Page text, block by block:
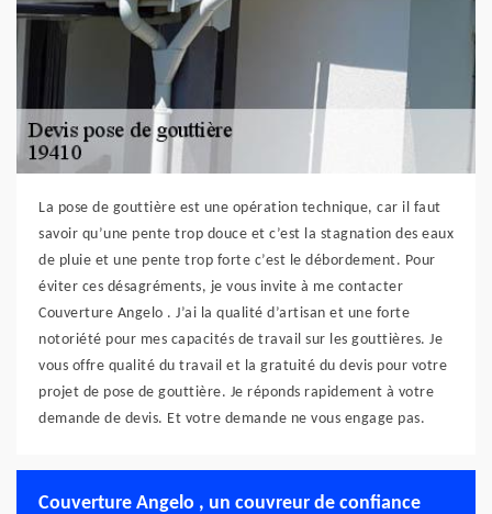
La pose de gouttière est une opération technique, car il faut
savoir qu’une pente trop douce et c’est la stagnation des eaux
de pluie et une pente trop forte c’est le débordement. Pour
éviter ces désagréments, je vous invite à me contacter
Couverture Angelo . J’ai la qualité d’artisan et une forte
notoriété pour mes capacités de travail sur les gouttières. Je
vous offre qualité du travail et la gratuité du devis pour votre
projet de pose de gouttière. Je réponds rapidement à votre
demande de devis. Et votre demande ne vous engage pas.
Couverture Angelo , un couvreur de confiance